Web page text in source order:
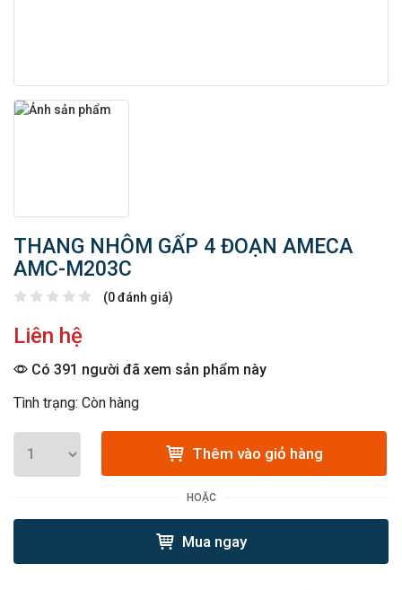
THANG NHÔM GẤP 4 ĐOẠN AMECA
AMC-M203C
(0 đánh giá)
Liên hệ
Có 391 người đã xem sản phẩm này
Tình trạng: Còn hàng
Thêm vào giỏ hàng
HOẶC
Mua ngay